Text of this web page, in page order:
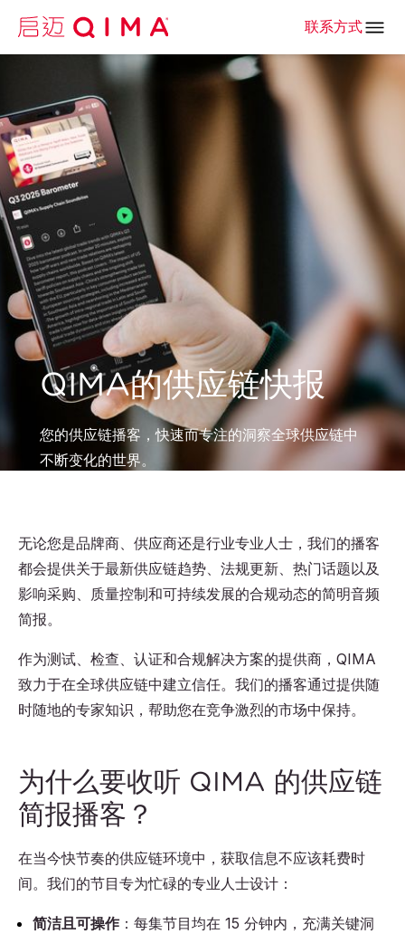
联系方式
QIMA的供应链快报
您的供应链播客，快速而专注的洞察全球供应链中
不断变化的世界。
无论您是品牌商、供应商还是行业专业人士，我们的播客
都会提供关于最新供应链趋势、法规更新、热门话题以及
影响采购、质量控制和可持续发展的合规动态的简明音频
简报。
作为测试、检查、认证和合规解决方案的提供商，QIMA
致力于在全球供应链中建立信任。我们的播客通过提供随
时随地的专家知识，帮助您在竞争激烈的市场中保持。
为什么要收听 QIMA 的供应链
简报播客？
在当今快节奏的供应链环境中，获取信息不应该耗费时
间。我们的节目专为忙碌的专业人士设计：
简洁且可操作：每集节目均在 15 分钟内，充满关键洞